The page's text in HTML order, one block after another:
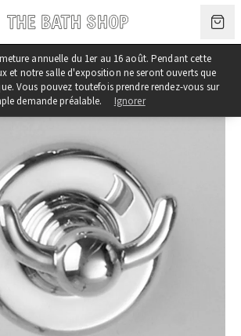
annuelle du 1er au 16 août. Pendant cette
et notre salle d'exposition ne seront ouverts que
Vous pouvez toutefois prendre rendez-vous sur
demande préalable.
Ignorer